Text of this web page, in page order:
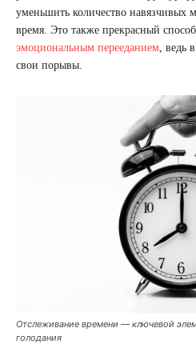
уменьшить количество навязчивых
время. Это также прекрасный способ
эмоциональным перееданием , ведь
свои порывы.
Отслеживание времени — ключевой
голодания